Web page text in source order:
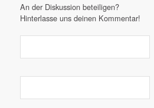
An der Diskussion beteiligen?
Hinterlasse uns deinen Kommentar!